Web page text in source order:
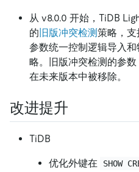
从 v8.0.0 开始，TiDB
的 旧版冲突检测策略，支
参数统一控制逻辑导入
略。旧版冲突检测的参数
在未来版本中被移除。
改进提升
TiDB
优化外键在 SHOW